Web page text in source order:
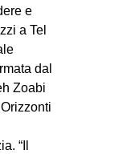
e
a Tel
dal
Zoabi
“Il